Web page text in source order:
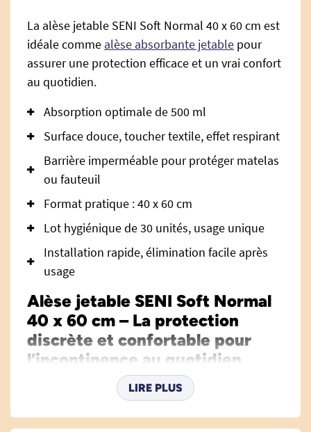
La alèse jetable SENI Soft Normal 40 x 60 cm est
idéale comme alèse absorbante jetable pour
assurer une protection efficace et un vrai confort
au quotidien.
Absorption optimale de 500 ml
Surface douce, toucher textile, effet respirant
Barrière imperméable pour protéger matelas
ou fauteuil
Format pratique : 40 x 60 cm
Lot hygiénique de 30 unités, usage unique
Installation rapide, élimination facile après
usage
Alèse jetable SENI Soft Normal
40 x 60 cm – La protection
discrète et confortable pour
l’incontinence au quotidien
L’alèse jetable SENI Soft Normal 40 x 60 cm est
la solution idéale pour préserver la literie, les
fauteuils ou tout autre support en cas de fuites
LIRE PLUS